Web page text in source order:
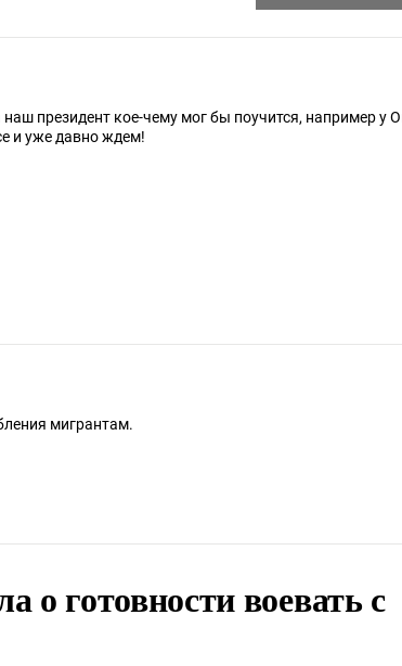
президент кое-чему мог бы поучится, например у
и уже давно ждем!
мигрантам.
о готовности воевать с